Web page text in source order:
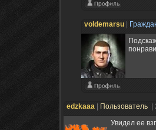
voldemarsu
edzkaaa Пользователь
Увидел ее